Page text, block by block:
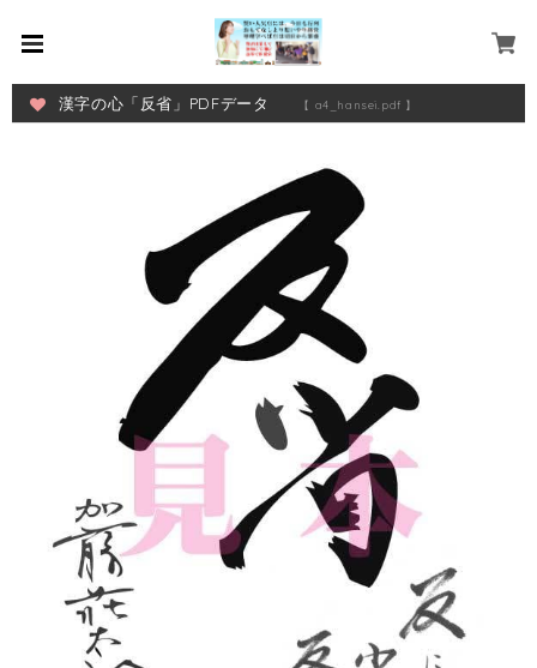
漢字の心「反省」PDFデータ 【 a4_hansei.pdf 】